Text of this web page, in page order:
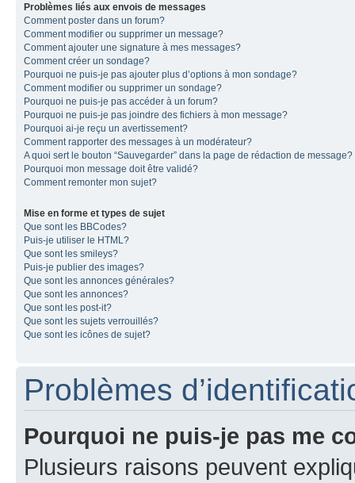
Problèmes liés aux envois de messages
Comment poster dans un forum?
Comment modifier ou supprimer un message?
Comment ajouter une signature à mes messages?
Comment créer un sondage?
Pourquoi ne puis-je pas ajouter plus d’options à mon sondage?
Comment modifier ou supprimer un sondage?
Pourquoi ne puis-je pas accéder à un forum?
Pourquoi ne puis-je pas joindre des fichiers à mon message?
Pourquoi ai-je reçu un avertissement?
Comment rapporter des messages à un modérateur?
A quoi sert le bouton “Sauvegarder” dans la page de rédaction de message?
Pourquoi mon message doit être validé?
Comment remonter mon sujet?
Mise en forme et types de sujet
Que sont les BBCodes?
Puis-je utiliser le HTML?
Que sont les smileys?
Puis-je publier des images?
Que sont les annonces générales?
Que sont les annonces?
Que sont les post-it?
Que sont les sujets verrouillés?
Que sont les icônes de sujet?
Problèmes
Pourquoi ne puis-je pas me
Plusieurs raisons peuvent